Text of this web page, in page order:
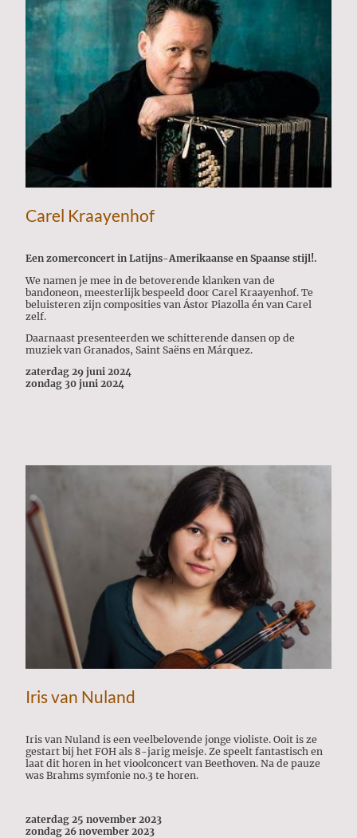
Carel Kraayenhof
Een zomerconcert in Latijns-Amerikaanse en Spaanse stijl!.
We namen je mee in de betoverende klanken van de
bandoneon, meesterlijk bespeeld door Carel Kraayenhof. Te
beluisteren zijn composities van Ástor Piazolla én van Carel
zelf.
Daarnaast presenteerden we schitterende dansen op de
muziek van Granados, Saint Saëns en Márquez.
zaterdag 29 juni 2024
zondag 30 juni 2024
Iris van Nuland
Iris van Nuland is een veelbelovende jonge violiste. Ooit is ze
gestart bij het FOH als 8-jarig meisje. Ze speelt fantastisch en
laat dit horen in het vioolconcert van Beethoven. Na de pauze
was Brahms symfonie no.3 te horen.
zaterdag 25 november 2023
zondag 26 november 2023